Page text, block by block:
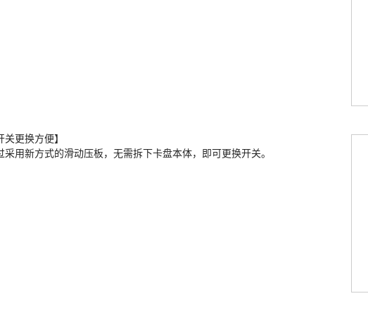
关更换方便】
采用新方式的滑动压板，无需拆下卡盘本体，即可更换开关。